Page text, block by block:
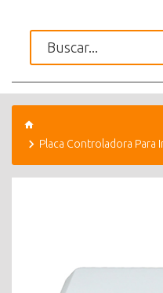
Placa Controladora Para